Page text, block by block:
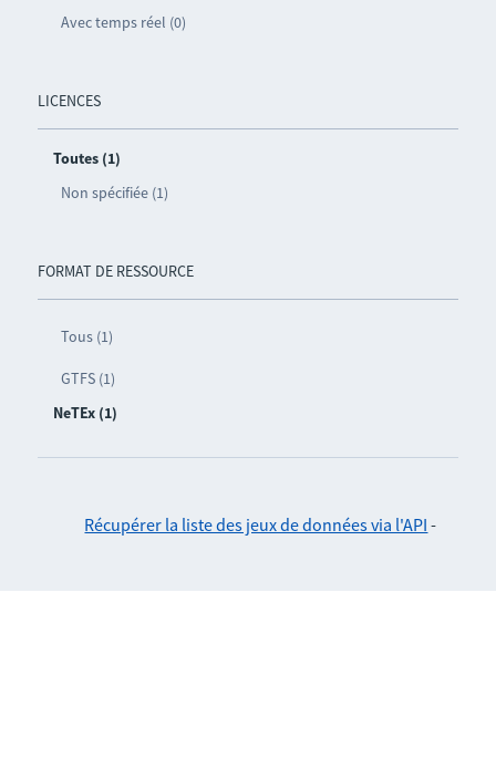
Avec temps réel (0)
LICENCES
Toutes (1)
Non spécifiée (1)
FORMAT DE RESSOURCE
Tous (1)
GTFS (1)
NeTEx (1)
Récupérer la liste des jeux de données via l'API -